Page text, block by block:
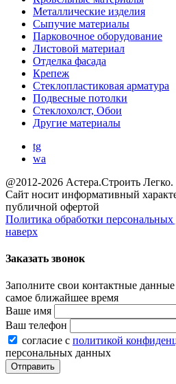
Металлические изделия
Сыпучие материалы
Парковочное оборудование
Листовой материал
Отделка фасада
Крепеж
Стеклопластиковая арматура
Подвесные потолки
Стеклохолст, Обои
Другие материалы
tg
wa
@2012-2026 Астера.Строить
Сайт носит информативный
публичной офертой
Политика обработки
наверх
Заказать звонок
Заполните свои контактные
самое ближайшее время
Ваше имя
Ваш телефон
согласие с политикой
персональных данных